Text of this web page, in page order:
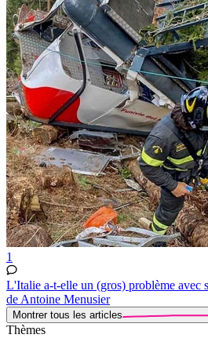
1
L'Italie a-t-elle un (gros) problème avec
de Antoine Menusier
Montrer tous les articles
Thèmes